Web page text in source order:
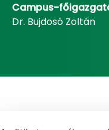
Campus-
Dr. Bujdosó Zoltán